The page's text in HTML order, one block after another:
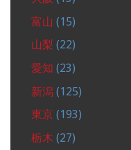
富山 (15)
山梨 (22)
愛知 (23)
新潟 (125)
東京 (193)
栃木 (27)